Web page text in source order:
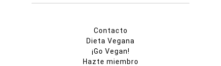
Contacto
Dieta Vegana
¡Go Vegan!
Hazte miembro